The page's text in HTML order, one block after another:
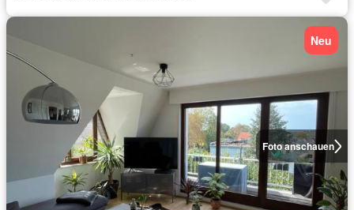
Foto anschauen
Neu